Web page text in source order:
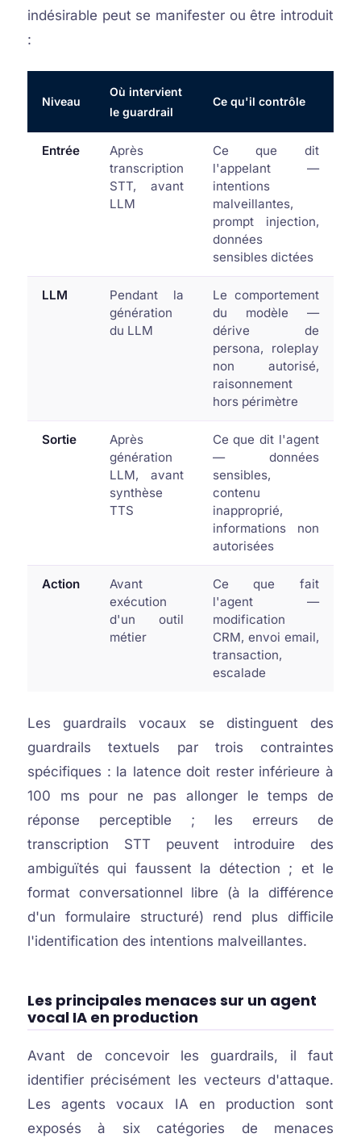
indésirable peut se manifester ou être introduit
:
Niveau
Où intervient
le guardrail
Ce qu'il contrôle
Entrée
Après
transcription
STT, avant
LLM
Ce que dit
l'appelant —
intentions
malveillantes,
prompt injection,
données
sensibles dictées
LLM
Pendant la
génération
du LLM
Le comportement
du modèle —
dérive de
persona, roleplay
non autorisé,
raisonnement
hors périmètre
Sortie
Après
génération
LLM, avant
synthèse
TTS
Ce que dit l'agent
— données
sensibles,
contenu
inapproprié,
informations non
autorisées
Action
Avant
exécution
d'un outil
métier
Ce que fait
l'agent —
modification
CRM, envoi email,
transaction,
escalade
Les guardrails vocaux se distinguent des
guardrails textuels par trois contraintes
spécifiques : la latence doit rester inférieure à
100 ms pour ne pas allonger le temps de
réponse perceptible ; les erreurs de
transcription STT peuvent introduire des
ambiguïtés qui faussent la détection ; et le
format conversationnel libre (à la différence
d'un formulaire structuré) rend plus difficile
l'identification des intentions malveillantes.
Les principales menaces sur un agent
vocal IA en production
Avant de concevoir les guardrails, il faut
identifier précisément les vecteurs d'attaque.
Les agents vocaux IA en production sont
exposés à six catégories de menaces